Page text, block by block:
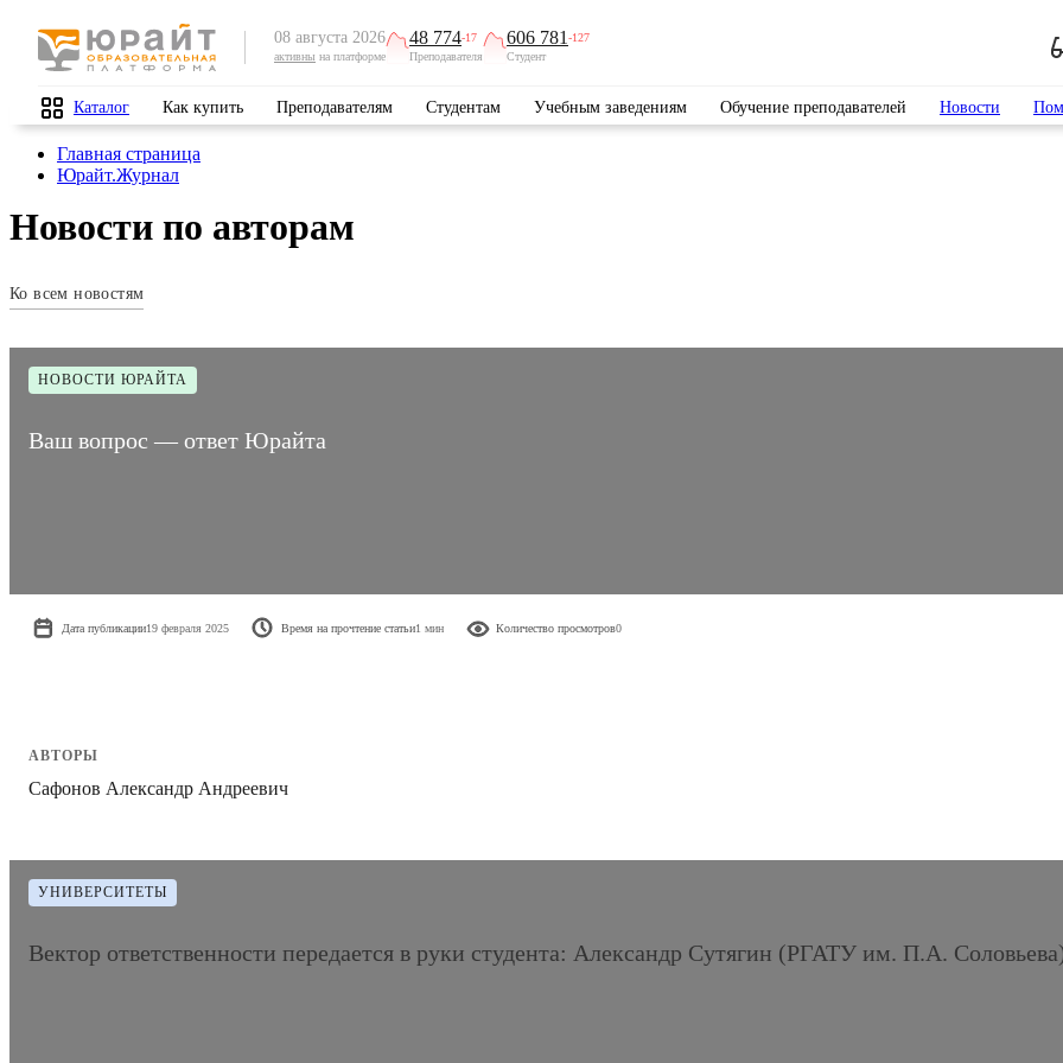
08 августа 2026
активны на платформе
48 774-17
Преподавателя
606 781 -127
Студент
Каталог Как купить Преподавателям Студентам Учебным заведениям Обучение преподавателей Новости
Главная страница
Юрайт.Журнал
Новости по авторам
Ко всем новостям
НОВОСТИ ЮРАЙТА
Ваш вопрос — ответ Юрайта
Дата публикации19 февраля 2025 Время на прочтение статьи1 мин Количество просмотров0
АВТОРЫ
Сафонов Александр Андреевич
УНИВЕРСИТЕТЫ
Вектор ответственности передается в руки студента: Александр Сутягин (РГАТУ им. П.А.